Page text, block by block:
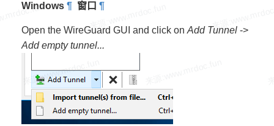
Windows ¶ 窗口 ¶
Open the WireGuard GUI and click on Add Tunnel ->
Add empty tunnel...